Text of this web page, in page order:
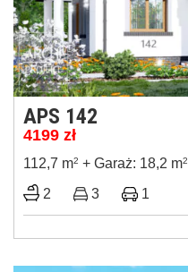
APS 142
4199 zł
112,7 m2 + Garaż: 18,2 m2
2 3 1